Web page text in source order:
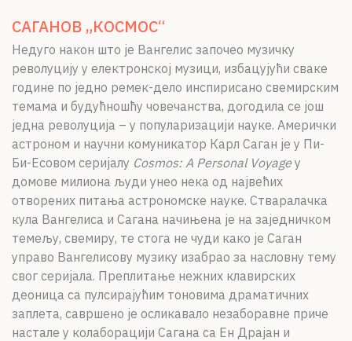
САГАНОВ „КОСМОС“
Недуго након што је Вангелис започео музичку
револуцију у електронској музици, избацујући сваке
године по једно ремек-дело инспирисано свемирским
темама и будућношћу човечанства, догодила се још
једна револуција – у популаризацији науке. Амерички
астроном и научни комуникатор Карл Саган је у Пи-
Би-Есовом серијалу Cosmos: A Personal Voyageу
домове милиона људи унео нека од највећих
отворених питања астрономске науке. Стваралачка
кула Вангелиса и Сагана начињена је на заједничком
темељу, свемиру, те стога не чуди како је Саган
управо Вангелисову музику изабрао за насловну тему
свог серијала. Преплитање нежних клавирских
деоница са пулсирајућим тоновима драматичних
заплета, савршено је осликавало незаборавне приче
настале у колаборацији Сагана са Ен Драјан и